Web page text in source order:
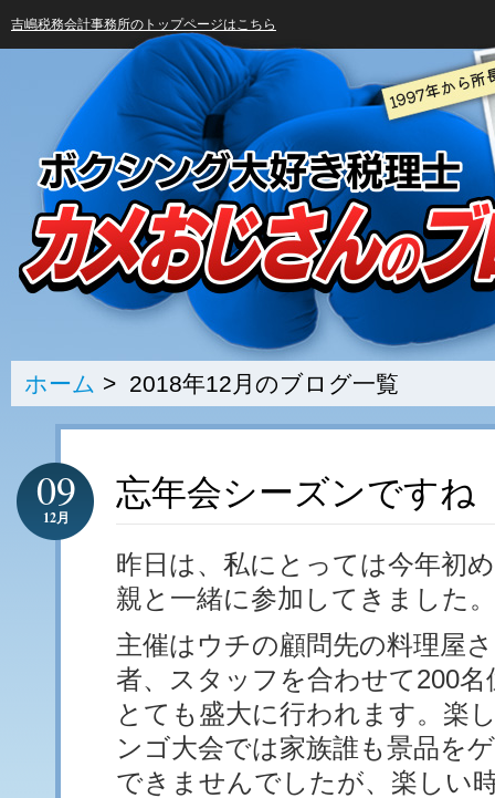
吉嶋税務会計事務所のトップページはこちら
ホーム > 2018年12月のブログ一覧
忘年会シーズンですね
09
12月
昨日は、私にとっては今年初
親と一緒に参加してきました。
主催はウチの顧問先の料理屋
者、スタッフを合わせて200
とても盛大に行われます。楽
ンゴ大会では家族誰も景品を
できませんでしたが、楽しい